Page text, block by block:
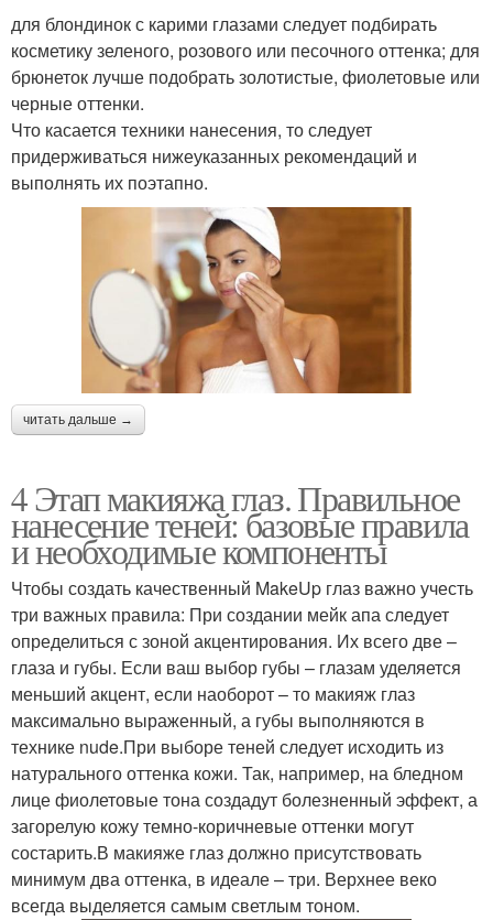
для блондинок с карими глазами следует подбирать
косметику зеленого, розового или песочного оттенка; для
брюнеток лучше подобрать золотистые, фиолетовые или
черные оттенки.
Что касается техники нанесения, то следует
придерживаться нижеуказанных рекомендаций и
выполнять их поэтапно.
читать дальше →
4 Этап макияжа глаз. Правильное
нанесение теней: базовые правила
и необходимые компоненты
Чтобы создать качественный MakeUp глаз важно учесть
три важных правила: При создании мейк апа следует
определиться с зоной акцентирования. Их всего две –
глаза и губы. Если ваш выбор губы – глазам уделяется
меньший акцент, если наоборот – то макияж глаз
максимально выраженный, а губы выполняются в
технике nude.При выборе теней следует исходить из
натурального оттенка кожи. Так, например, на бледном
лице фиолетовые тона создадут болезненный эффект, а
загорелую кожу темно-коричневые оттенки могут
состарить.В макияже глаз должно присутствовать
минимум два оттенка, в идеале – три. Верхнее веко
всегда выделяется самым светлым тоном.